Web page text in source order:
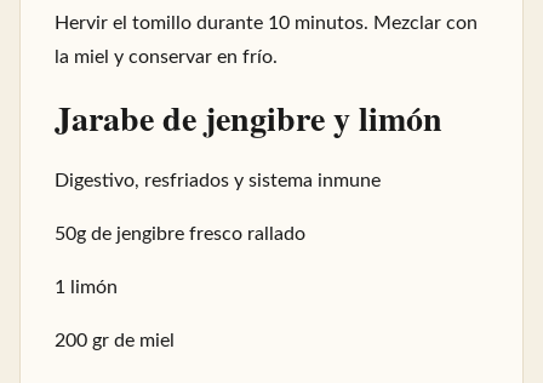
Hervir el tomillo durante 10 minutos. Mezclar con
la miel y conservar en frío.
Jarabe de jengibre y limón
Digestivo, resfriados y sistema inmune
50g de jengibre fresco rallado
1 limón
200 gr de miel